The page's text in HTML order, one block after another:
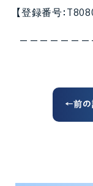
【登録番号
ーーーーーー
←前の